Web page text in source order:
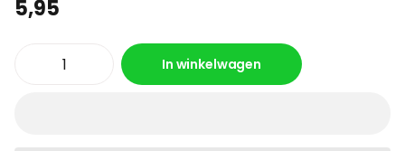
5,95
In winkelwagen